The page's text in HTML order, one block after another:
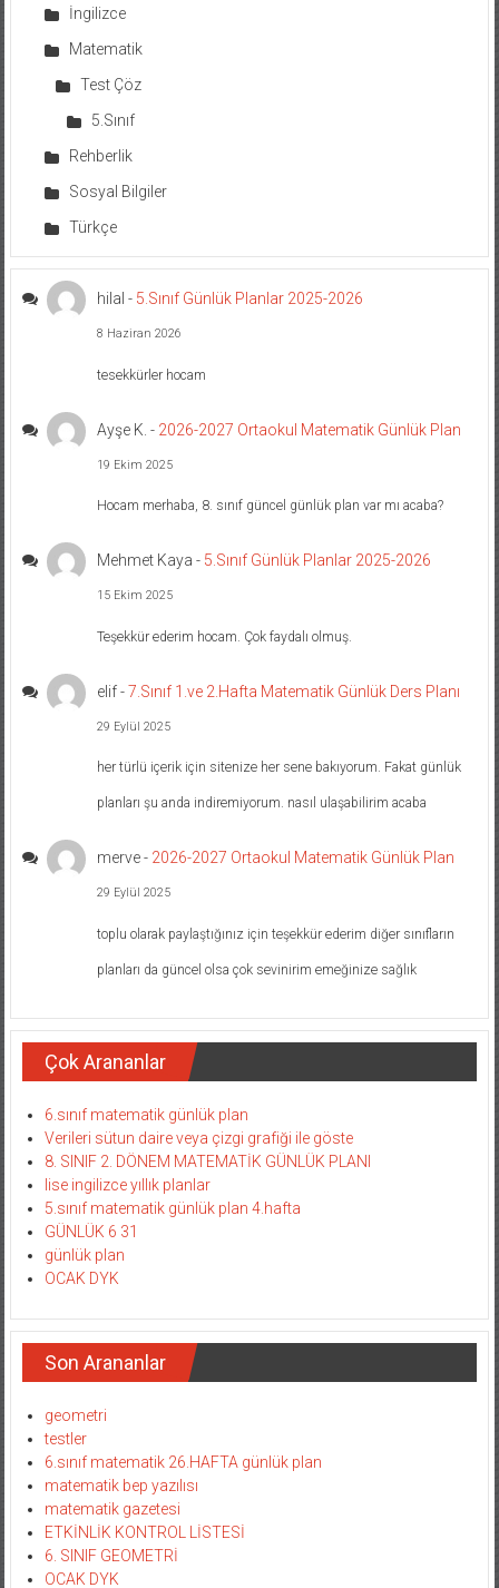
İngilizce
Matematik
Test Çöz
5.Sınıf
Rehberlik
Sosyal Bilgiler
Türkçe
hilal - 5.Sınıf Günlük Planlar 2025-2026
8 Haziran 2026
tesekkürler hocam
Ayşe K. - 2026-2027 Ortaokul Matematik Günlük Plan
19 Ekim 2025
Hocam merhaba, 8. sınıf güncel günlük plan var mı acaba?
Mehmet Kaya - 5.Sınıf Günlük Planlar 2025-2026
15 Ekim 2025
Teşekkür ederim hocam. Çok faydalı olmuş.
elif-7.Sınıf 1.ve 2.Hafta Matematik Günlük Ders Planı
29 Eylül 2025
her türlü içerik için sitenize her sene bakıyorum. Fakat günlük
planları şu anda indiremiyorum. nasıl ulaşabilirim acaba
merve- 2026-2027 Ortaokul Matematik Günlük Plan
29 Eylül 2025
toplu olarak paylaştığınız için teşekkür ederim diğer sınıfların
planları da güncel olsa çok sevinirim emeğinize sağlık
Çok Arananlar
6.sınıf matematik günlük plan
Verileri sütun daire veya çizgi grafiği ile göste
8. SINIF 2. DÖNEM MATEMATİK GÜNLÜK PLANI
lise ingilizce yıllık planlar
5.sınıf matematik günlük plan 4.hafta
GÜNLÜK 6 31
günlük plan
OCAK DYK
Son Arananlar
geometri
testler
6.sınıf matematik 26.HAFTA günlük plan
matematik bep yazılısı
matematik gazetesi
ETKİNLİK KONTROL LİSTESİ
6. SINIF GEOMETRİ
OCAK DYK